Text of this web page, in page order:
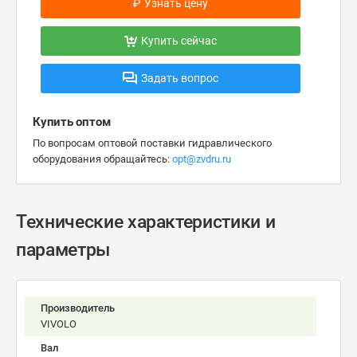
₽ Узнать цену
Купить сейчас
Задать вопрос
Купить оптом
По вопросам оптовой поставки гидравлического
оборудования обращайтесь: opt@zvdru.ru
Технические характеристики и
параметры
Производитель
VIVOLO
Вал